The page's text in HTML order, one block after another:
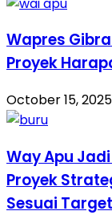
Wapres
Proyek
October 15, 2025
Way Apu
Proyek
Sesuai Target